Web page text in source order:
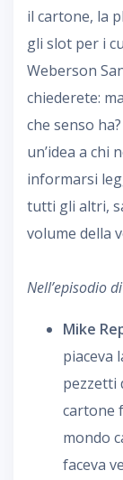
il cartone, la
gli slot per i
Weberson
chiederete:
che senso
un’idea a chi
informarsi
tutti gli altri,
volume della
Nell’episodio
Mike
piaceva
pezzetti
cartone
mondo
faceva